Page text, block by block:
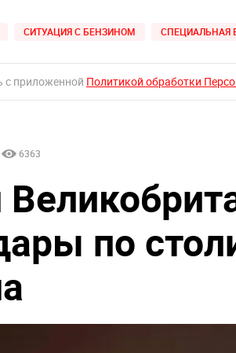
СИТУАЦИЯ С БЕНЗИНОМ СПЕЦИАЛЬНАЯ
с приложенной Политикой обработки
6363
по